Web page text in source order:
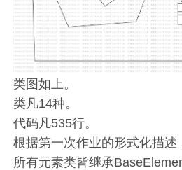
类图如上。
类凡14种。
代码凡535行。
根据第一次作业的形式化描述
所有元素类皆继承